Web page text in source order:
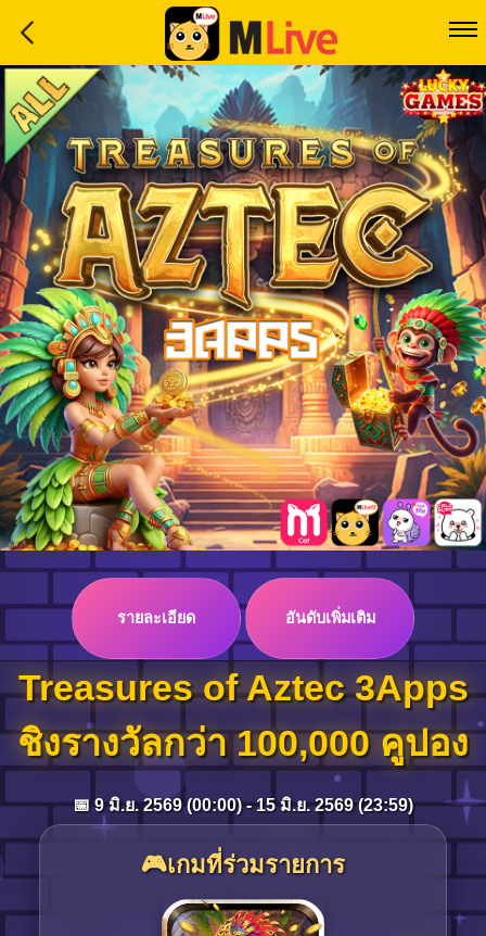
Home
Event
LuckyGame
WinwinCoin
Debit
Mdoll
Help
Support
Language
:
Log in
Top up
รายละเอียด อันดับเพิ่มเติม
Treasures of Aztec 3Apps
ชิงรางวัลกว่า 100,000 คูปอง
📅 9 มิ.ย. 2569 (00:00) - 15 มิ.ย. 2569 (23:59)
🎮เกมที่ร่วมรายการ